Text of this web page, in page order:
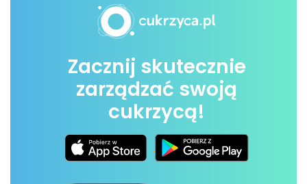
Zacznij skutecznie
zarządzać swoją
cukrzycą!